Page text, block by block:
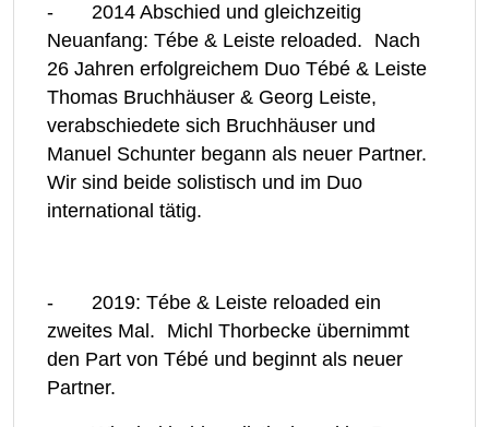
- 2014 Abschied und gleichzeitig
Neuanfang: Tébe & Leiste reloaded. Nach
26 Jahren erfolgreichem Duo Tébé & Leiste
Thomas Bruchhäuser & Georg Leiste,
verabschiedete sich Bruchhäuser und
Manuel Schunter begann als neuer Partner.
Wir sind beide solistisch und im Duo
international tätig.
- 2019: Tébe & Leiste reloaded ein
zweites Mal. Michl Thorbecke übernimmt
den Part von Tébé und beginnt als neuer
Partner.